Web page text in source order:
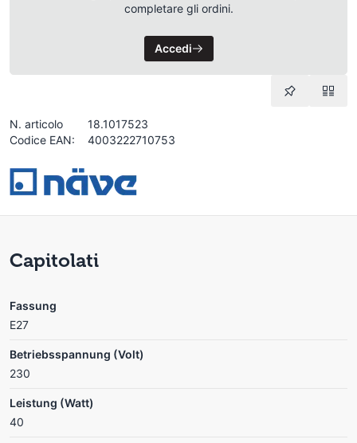
completare gli ordini.
Accedi
N. articolo
18.1017523
Codice EAN:
4003222710753
Capitolati
Fassung
E27
Betriebsspannung (Volt)
230
Leistung (Watt)
40